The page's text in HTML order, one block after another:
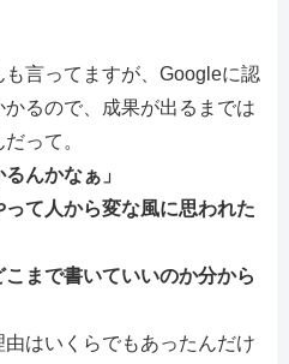
言ってますが、Googleに認
るので、成果が出るまでは
って。
んかなぁ」
って人から変な風に思われた
こまで書いていいのか分から
はいくらでもあったんだけ